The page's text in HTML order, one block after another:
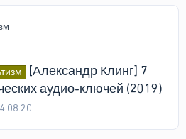
[Александр Клинг] 7
аудио-ключей (2019)